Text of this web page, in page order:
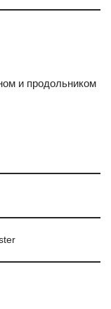
и продольником